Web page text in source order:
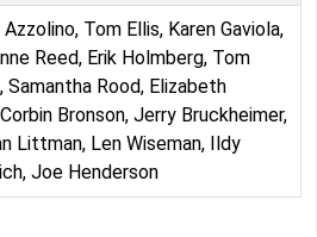
Tom Ellis, Karen Gaviola,
Reed, Erik Holmberg, Tom
Samantha Rood, Elizabeth
Bronson, Jerry Bruckheimer,
Littman, Len Wiseman, Ildy
Joe Henderson